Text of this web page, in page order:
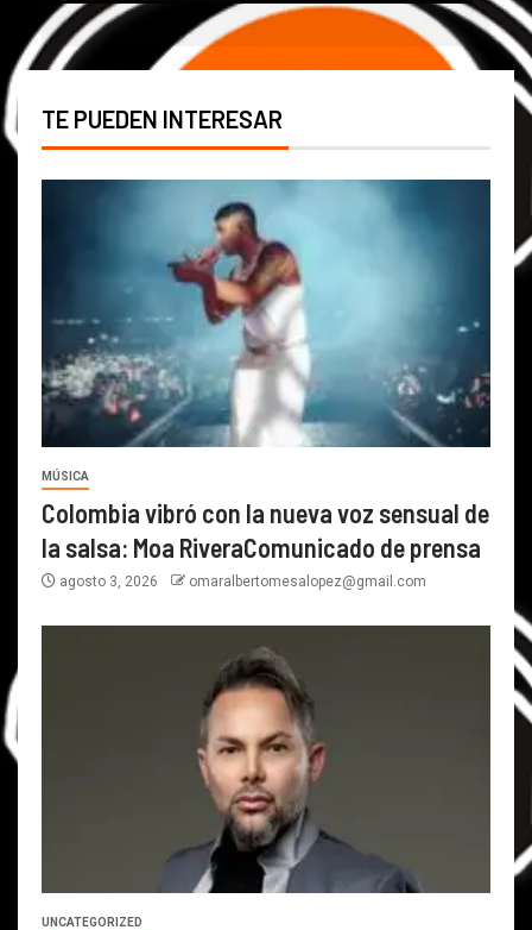
TE PUEDEN INTERESAR
MÚSICA
Colombia vibró con la nueva voz sensual de
la salsa: Moa RiveraComunicado de prensa
agosto 3, 2026 omaralbertomesalopez@gmail.com
UNCATEGORIZED